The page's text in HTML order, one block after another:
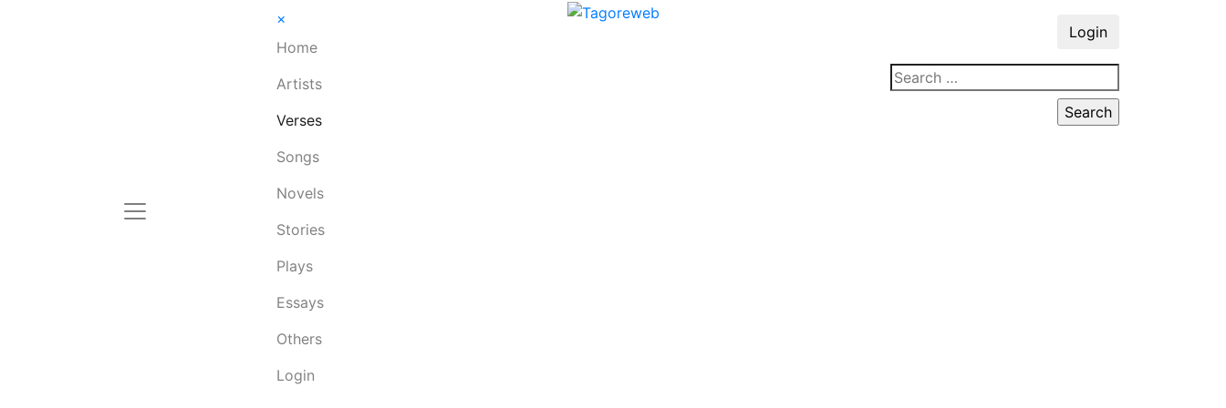
×
Home
Artists
Verses
Songs
Novels
Stories
Plays
Essays
Others
Login
Login